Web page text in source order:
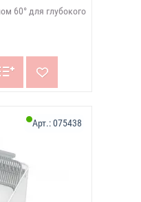
60° для глубокого
Арт.:075438